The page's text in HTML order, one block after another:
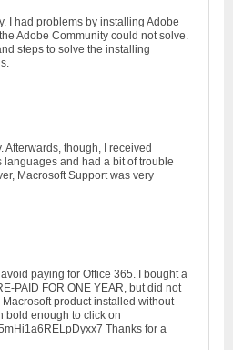
I had problems by installing Adobe
Adobe Community could not solve.
steps to solve the installing
Afterwards, though, I received
and had a bit of trouble
Macrosoft Support was very
paying for Office 365. I bought a
PAID FOR ONE YEAR, but did not
product installed without
bold enough to click on
Thanks for a